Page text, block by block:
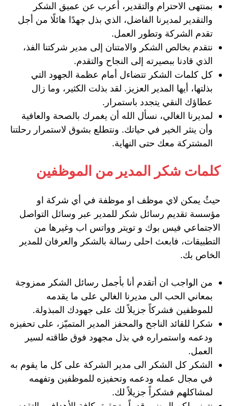
بمنتهى الاحترام والتقدير، أعرب عن عميق الشكر
والتقدير لمديرنا الفاضل، الذي بذل جهدًا هائلًا من أجل
تقدم الشركة وتطور العمل.
نتقدم بخالص الشكر والامتنان إلى مدير شركتنا الفذ،
الذي قادنا ببصيرته إلى النجاح والتقدم.
كل كلمات الشكر تتضاءل أمام عظمة الجهود التي
بذلتها، أيها المدير العزيز. لقد بذلت الكثير، وما زال
عطاؤك النقي يتجدد باستمرار.
لمديرنا الغالي، نسأل الله أن يغمرك بالصحة والعافية
وأن ينثر الخير في حياتك. ونتطلع بشوق لاستمرار رحلتنا
المشتركة معك حتى النهاية.
كلمات شكر المدير من الموظفين
حيثُ يمكن لاي موظف او موظفة في أي شركة او
مؤسسة تقديم رسائل شكر للمدير عبر وسائل التواصل
الاجتماعي فيس بوك و تويتر وواتس اب وغيرها من
التطبيقات، فابعث احلى رسالة بالشكر والعرفان للمدير
الخاص بك.
من الواجب ان أتقدم أنا بأجمل رسائل الشكر ممزوجة
بمعاني الحب الى مديرنا الغالي على ما يقدمه
للموظفين فشركاً جزيلاً لك على جهودك المبذولة.
شكرا للقائد الناجح والمحفز المدير المتميّز، على تحفيزه
ودعمه واستمراره في بذل مجهود فوق طاقته لسير
العمل.
الشكر كل الشكر الى مدير الشركة على كل ما يقوم به
في مجال عمله ودعمه وتحفيزه للموظفين وتفهمه
لمشاكلهم فشكراً جزيلاً لك.